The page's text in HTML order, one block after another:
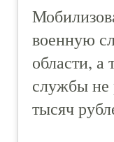
военную
области,
службы не
тысяч